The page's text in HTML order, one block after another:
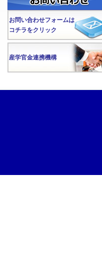
お問い合わせフォームは
コチラをクリック
産学官金連携機構